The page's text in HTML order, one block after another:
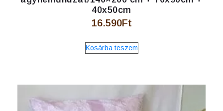
40x50cm
16.590Ft
Kosárba teszem